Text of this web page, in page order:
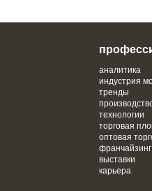
аналитика
индустрия
тренды
технологии
торговая
оптовая
франчайзинг
выставки
карьера